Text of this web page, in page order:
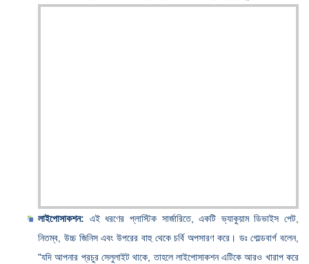
লাইপোসাকশন: এই ধরণের প্লাস্টিক সার্জারিতে, একটি ভ্যাকুয়াম ডিভাইস পেট,
নিতম্ব, উচ্চ জিনিস এবং উপরের বাহু থেকে চর্বি অপসারণ করে। ডঃ গোল্ডবার্গ বলেন,
"যদি আপনার প্রচুর সেলুলাইট থাকে, তাহলে লাইপোসাকশন এটিকে আরও খারাপ করে